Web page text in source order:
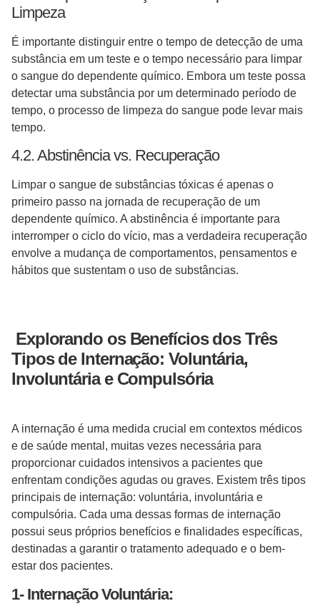
Limpeza
É importante distinguir entre o tempo de detecção de uma
substância em um teste e o tempo necessário para limpar
o sangue do dependente químico. Embora um teste possa
detectar uma substância por um determinado período de
tempo, o processo de limpeza do sangue pode levar mais
tempo.
4.2. Abstinência vs. Recuperação
Limpar o sangue de substâncias tóxicas é apenas o
primeiro passo na jornada de recuperação de um
dependente químico. A abstinência é importante para
interromper o ciclo do vício, mas a verdadeira recuperação
envolve a mudança de comportamentos, pensamentos e
hábitos que sustentam o uso de substâncias.
Explorando os Benefícios dos Três
Tipos de Internação: Voluntária,
Involuntária e Compulsória
A internação é uma medida crucial em contextos médicos
e de saúde mental, muitas vezes necessária para
proporcionar cuidados intensivos a pacientes que
enfrentam condições agudas ou graves. Existem três tipos
principais de internação: voluntária, involuntária e
compulsória. Cada uma dessas formas de internação
possui seus próprios benefícios e finalidades específicas,
destinadas a garantir o tratamento adequado e o bem-
estar dos pacientes.
1- Internação Voluntária: